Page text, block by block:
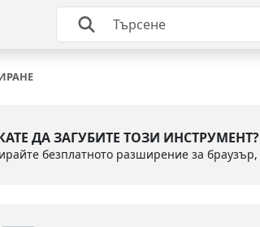
ДА ЗАГУБИТЕ ТОЗИ ИНСТРУМЕНТ?